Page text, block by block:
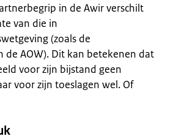
in de Awir verschilt
van die in
(zoals de
de AOW). Dit kan betekenen dat
voor zijn bijstand geen
voor zijn toeslagen wel. Of